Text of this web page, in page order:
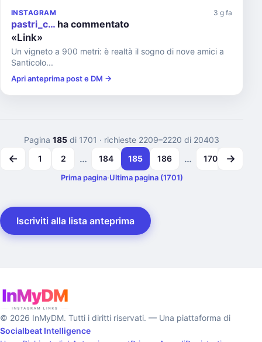
INSTAGRAM 3 g fa
pastri_c… ha commentato
«Link»
Un vigneto a 900 metri: è realtà il sogno di nove amici a
Santicolo...
Apri anteprima post e DM →
Pagina 185 di 1701 · richieste 2209–2220 di 20403
← 1 2 … 184 185 186 … 1700 →
Prima pagina·Ultima pagina (1701)
Iscriviti alla lista anteprima
© 2026 InMyDM. Tutti i diritti riservati. — Una piattaforma di
Socialbeat Intelligence